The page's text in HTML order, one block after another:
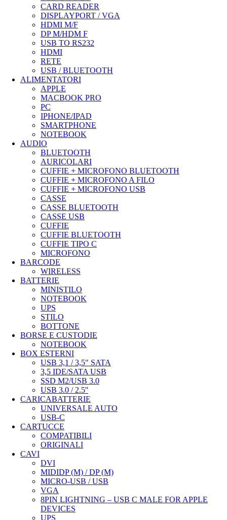
CARD READER
DISPLAYPORT / VGA
HDMI M/F
DP M/HDM F
USB TO RS232
HDMI
RETE
USB / BLUETOOTH
ALIMENTATORI
APPLE
MACBOOK PRO
PC
IPHONE/IPAD
SMARTPHONE
NOTEBOOK
AUDIO
BLUETOOTH
AURICOLARI
CUFFIE + MICROFONO BLUETOOTH
CUFFIE + MICROFONO A FILO
CUFFIE + MICROFONO USB
CASSE
CASSE BLUETOOTH
CASSE USB
CUFFIE
CUFFIE BLUETOOTH
CUFFIE TIPO C
MICROFONO
BARCODE
WIRELESS
BATTERIE
MINISTILO
NOTEBOOK
UPS
STILO
BOTTONE
BORSE E CUSTODIE
NOTEBOOK
BOX ESTERNI
USB 3,1 / 3,5" SATA
3,5 IDE/SATA USB
SSD M2/USB 3.0
USB 3.0 / 2.5''
CARICABATTERIE
UNIVERSALE AUTO
USB-C
CARTUCCE
COMPATIBILI
ORIGINALI
CAVI
DVI
MIDIDP (M) / DP (M)
MICRO-USB / USB
VGA
8PIN LIGHTNING – USB C MALE FOR APPLE
DEVICES
UPS